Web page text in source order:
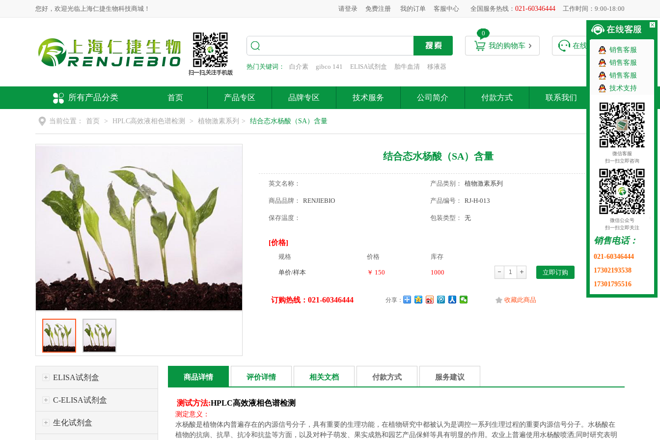
您好，欢迎光临上海仁捷生物科技商城！ 工作时间：9:00-18:00
全国服务热线： 021-60346444
请登录 免费注册 我的订单 客服中心
0
我的购物车 在线客服
热门关键词： 白介素 gibco 141 ELISA试剂盒 胎牛血清 移液器
所有产品分类 首页 产品专区 品牌专区 技术服务 公司简介 付款方式 联系我们
当前位置： 首页 > HPLC高效液相色谱检测 > 植物激素系列 > 结合态水杨酸（SA）含量
结合态水杨酸（SA）含量
英文名称： 产品类别： 植物激素系列
商品品牌： RENJIEBIO 产品编号： RJ-H-013
保存温度： 包装类型： 无
[价格]
规格 价格 库存
单价/样本 ￥ 150 1000 立即订购
订购热线： 021-60346444 分享： 收藏此商品
ELISA试剂盒
C-ELISA试剂盒
生化试剂盒
商品详情 评价详情 相关文档 付款方式 服务建议
测试方法:HPLC高效液相色谱检测
测定意义：
水杨酸是植物体内普遍存在的内源信号分子，具有重要的生理功能，在植物研究中都被认为是调控一系列生理过程的重要内源信号分子。水杨酸在
植物的抗病、抗旱、抗冷和抗盐等方面，以及对种子萌发、果实成熟和园艺产品保鲜等具有明显的作用。农业上普遍使用水杨酸喷洒;同时研究表明
销售客服
销售客服
销售客服
技术支持
微信客服
扫一扫立即咨询
微信公众号
扫一扫立即关注
销售电话：
021-60346444
17302193538
17301795516